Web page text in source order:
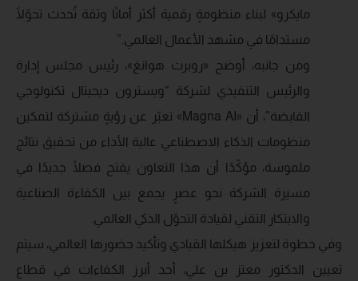
مايكرو» لبناء منظومةٍ رقمية أكثر أمانًا وثقة تُحدث تحوّلًا
مستدامًا في مشهد الأعمال العالمي.”
ومن جانبه، أوضح «روبرت هوانغ»، رئيس مجلس إدارة
والرئيس التنفيذي لشركة “ويسترون ديجيتال تكنولوجي
القابضة”، أن «Magna AI» تعبّر عن رؤيةٍ مشتركة لتمكين
منظومات الذكاء الاصطناعي عالية الأداء من تحقيق نتائج
ملموسة، مؤكّدًا أن هذا التعاون يفتح فصلًا جديدًا في
مسيرة الشركة نحو عصرٍ يجمع بين الكفاءة الصناعية
والابتكار التقني لقيادة التحوّل الذكي العالمي.
وفي خطوة لتعزيز هيكلها القيادي وتأكيد حضورها العالمي، سيتم
تعيين الدكتور معتز بن علي، أحد أبرز الكفاءات في قطاع